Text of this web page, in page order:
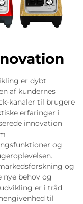
er dybt
af kundernes
kanaler til brugere
erfaringer i
innovation
og
og
nye behov og
er i tråd
til